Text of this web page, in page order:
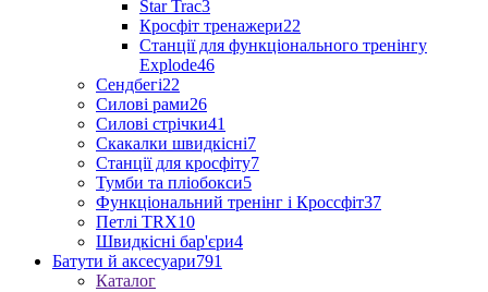
Star Trac3
Кросфіт тренажери22
Станції для функціонального тренінгу
Explode46
Сендбегі22
Силові рами26
Силові стрічки41
Скакалки швидкісні7
Станції для кросфіту7
Тумби та пліобокси5
Функціональний тренінг і Кроссфіт37
Петлі TRX10
Швидкісні бар'єри4
Батути й аксесуари791
Каталог